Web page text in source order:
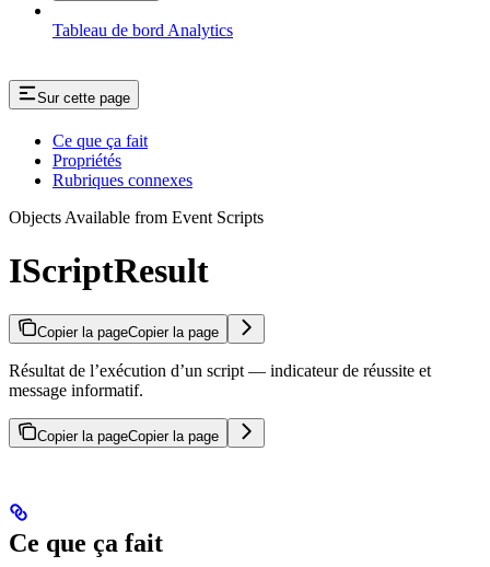
Tableau de bord Analytics
Sur cette page
Ce que ça fait
Propriétés
Rubriques connexes
Objects Available from Event Scripts
IScriptResult
Copier la pageCopier la page
Résultat de l’exécution d’un script — indicateur de réussite et
message informatif.
Copier la pageCopier la page
Ce que ça fait